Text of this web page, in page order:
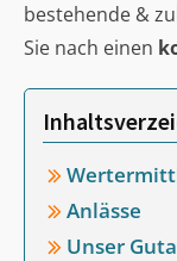
bestehende &
Sie nach einen
Anlässe
Unser